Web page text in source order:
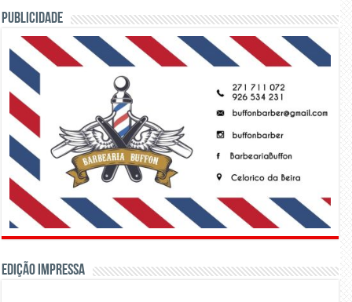
PUBLICIDADE
Edição Impressa